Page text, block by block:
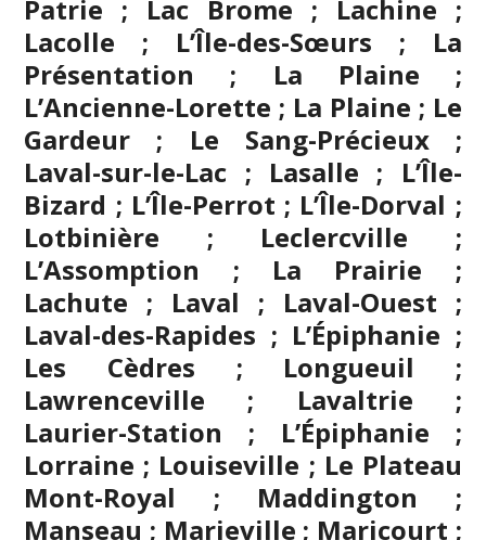
Patrie ; Lac Brome ; Lachine ;
Lacolle ; L’Île-des-Sœurs ; La
Présentation ; La Plaine ;
L’Ancienne-Lorette ; La Plaine ; Le
Gardeur ; Le Sang-Précieux ;
Laval-sur-le-Lac ; Lasalle ; L’Île-
Bizard ; L’Île-Perrot ; L’Île-Dorval ;
Lotbinière ; Leclercville ;
L’Assomption ; La Prairie ;
Lachute ; Laval ; Laval-Ouest ;
Laval-des-Rapides ; L’Épiphanie ;
Les Cèdres ; Longueuil ;
Lawrenceville ; Lavaltrie ;
Laurier-Station ; L’Épiphanie ;
Lorraine ; Louiseville ; Le Plateau
Mont-Royal ; Maddington ;
Manseau ; Marieville ; Maricourt ;